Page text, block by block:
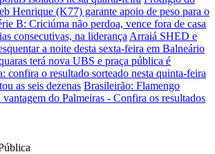
Henrique (K77) garante apoio de peso para o
B: Criciúma não perdoa, vence fora de casa
consecutivas, na liderança Arraiá SHED e
a noite desta sexta-feira em Balneário
terá nova UBS e praça pública é
confira o resultado sorteado nesta quinta-feira
as seis dezenas Brasileirão: Flamengo
do Palmeiras - Confira os resultados